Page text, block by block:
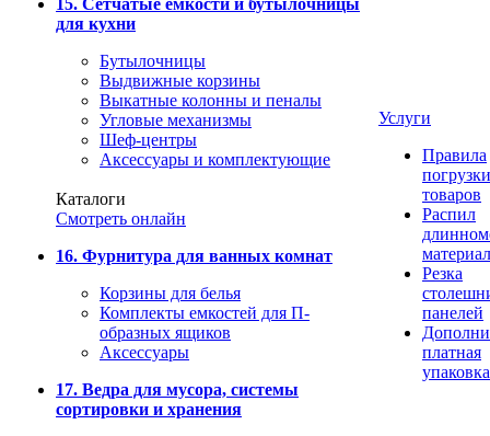
15. Сетчатые емкости и бутылочницы
для кухни
Бутылочницы
Выдвижные корзины
Выкатные колонны и пеналы
Угловые механизмы
Шеф-центры
Аксессуары и комплектующие
Каталоги
Смотреть онлайн
16. Фурнитура для ванных комнат
Корзины для белья
Комплекты емкостей для П-
образных ящиков
Аксессуары
17. Ведра для мусора, системы
сортировки и хранения
Услуги
Правила
погрузки
товаров
Распил
Резка
панелей
платная
упаковка